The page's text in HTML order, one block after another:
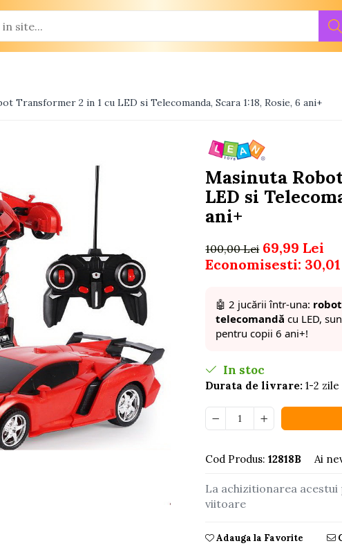
Transformer 2 in 1 cu LED si Telecomanda, Scara 1:18, Rosie, 6 ani+
Masinuta
LED si
ani+
100,00 Lei 69,99 Lei
Economisesti: 30,01
🤖 2 jucării într-una:
telecomandă cu LED,
pentru copii 6 ani+!
In stoc
Durata de livrare: 1-2
Cod Produs: 12818B Ai
La achizitionarea
viitoare
Adauga la Favorite